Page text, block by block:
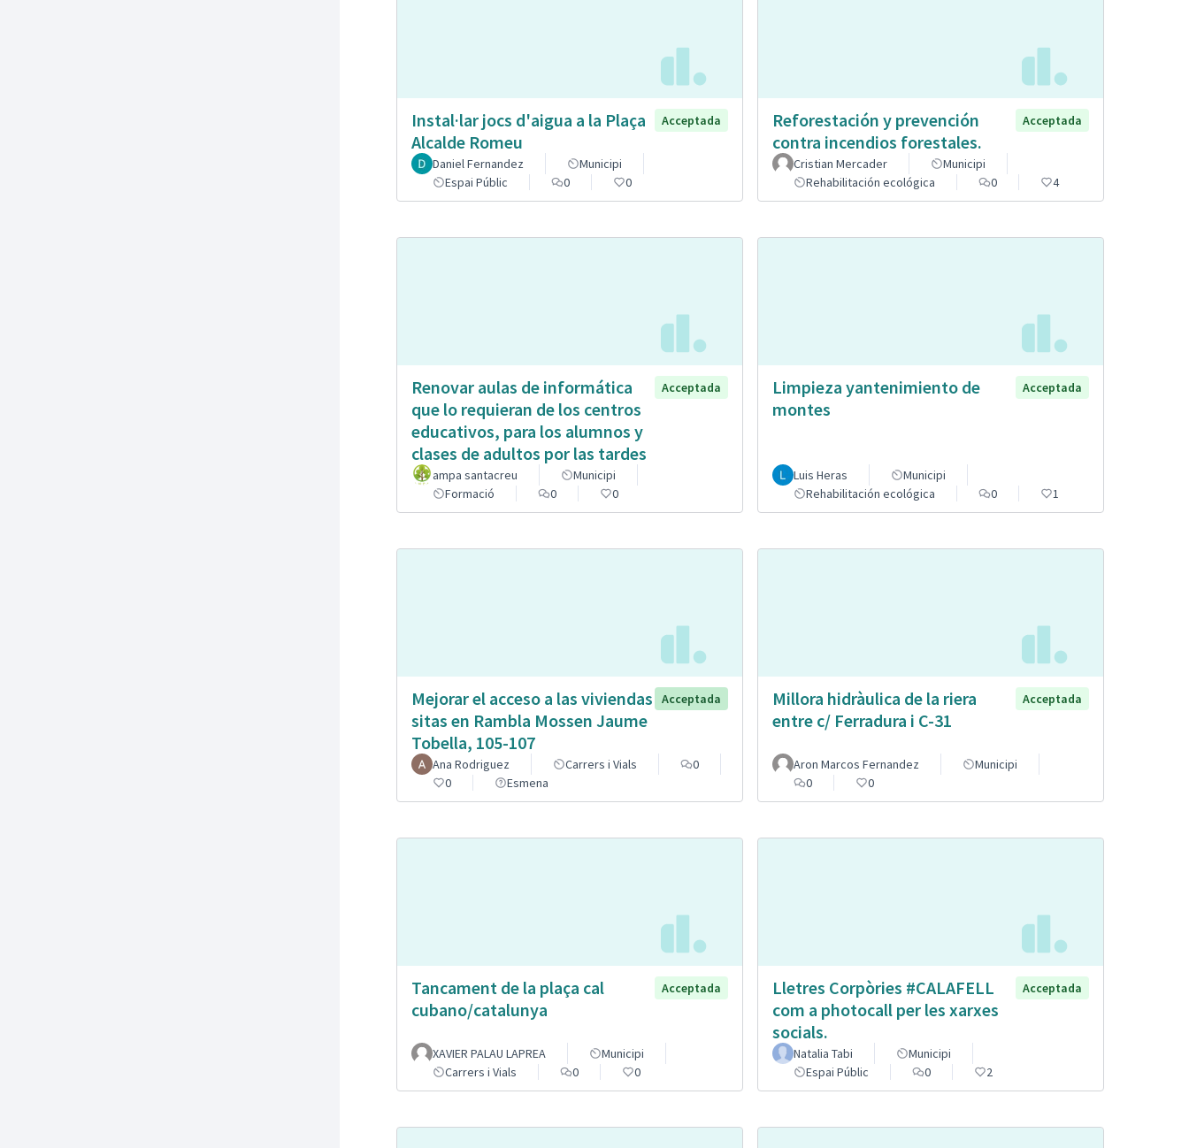
Instal·lar jocs d'aigua a la Plaça
Alcalde Romeu
Acceptada
Daniel Fernandez
Municipi
Espai Públic
0 0
Reforestación y prevención
contra incendios forestales.
Acceptada
Cristian Mercader
Municipi
Rehabilitación ecológica
0 4
Renovar aulas de informática
que lo requieran de los centros
educativos, para los alumnos y
clases de adultos por las tardes
Acceptada
ampa santacreu
Municipi
Formació
0 0
Limpieza yantenimiento de
montes
Acceptada
Luis Heras
Municipi
Rehabilitación ecológica
0 1
Mejorar el acceso a las viviendas
sitas en Rambla Mossen Jaume
Tobella, 105-107
Acceptada
Ana Rodriguez Carrers i Vials
0
0
Esmena
Millora hidràulica de la riera
entre c/ Ferradura i C-31
Acceptada
Aron Marcos Fernandez
Municipi
0
0
Tancament de la plaça cal
cubano/catalunya
Acceptada
XAVIER PALAU LAPREA
Municipi
Carrers i Vials
0 0
Lletres Corpòries #CALAFELL
com a photocall per les xarxes
socials.
Acceptada
Natalia Tabi
Municipi
Espai Públic
0 2